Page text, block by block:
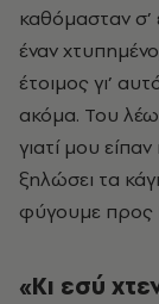
καθόμασταν
έναν
έτοιμος γι’
ακόμα. Του λέω
γιατί μου
ξηλώσει τα
φύγουμε προς
«Κι εσύ